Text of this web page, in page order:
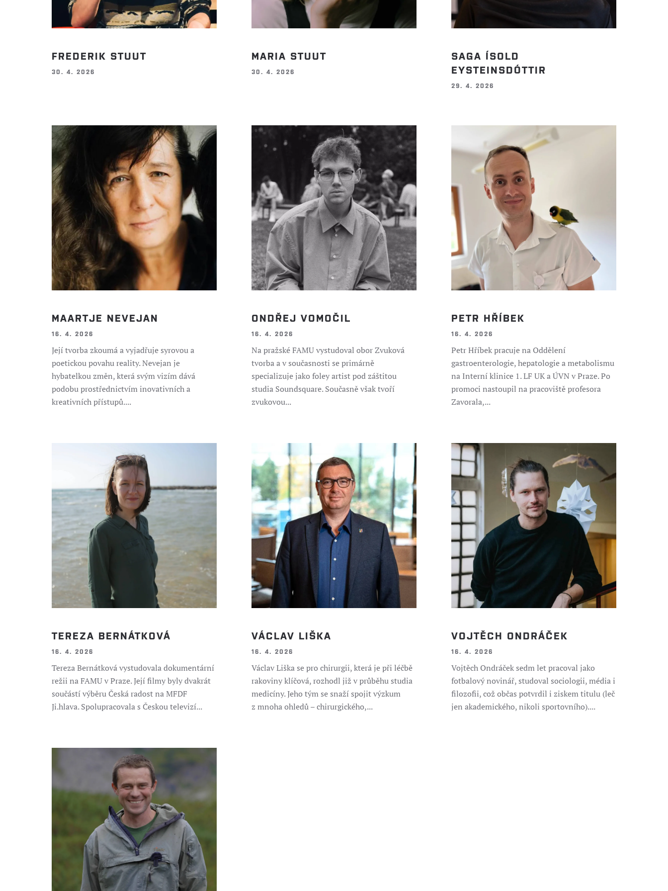
FREDERIK STUUT
30. 4. 2026
MARIA STUUT
30. 4. 2026
SAGA ÍSOLD
EYSTEINSDÓTTIR
29. 4. 2026
MAARTJE NEVEJAN
16. 4. 2026
Její tvorba zkoumá a vyjadřuje syrovou a
poetickou povahu reality. Nevejan je
hybatelkou změn, která svým vizím dává
podobu prostřednictvím inovativních a
kreativních přístupů....
ONDŘEJ VOMOČIL
16. 4. 2026
Na pražské FAMU vystudoval obor Zvuková
tvorba a v současnosti se primárně
specializuje jako foley artist pod záštitou
studia Soundsquare. Současně však tvoří
zvukovou...
PETR HŘÍBEK
16. 4. 2026
Petr Hříbek pracuje na Oddělení
gastroenterologie, hepatologie a metabolismu
na Interní klinice 1. LF UK a ÚVN v Praze. Po
promoci nastoupil na pracoviště profesora
Zavorala,...
TEREZA BERNÁTKOVÁ
16. 4. 2026
Tereza Bernátková vystudovala dokumentární
režii na FAMU v Praze. Její filmy byly dvakrát
součástí výběru Česká radost na MFDF
Ji.hlava. Spolupracovala s Českou televizí...
VÁCLAV LIŠKA
16. 4. 2026
Václav Liška se pro chirurgii, která je při léčbě
rakoviny klíčová, rozhodl již v průběhu studia
medicíny. Jeho tým se snaží spojit výzkum
z mnoha ohledů – chirurgického,...
VOJTĚCH ONDRÁČEK
16. 4. 2026
Vojtěch Ondráček sedm let pracoval jako
fotbalový novinář, studoval sociologii, média i
filozofii, což občas potvrdil i ziskem titulu (leč
jen akademického, nikoli sportovního)....